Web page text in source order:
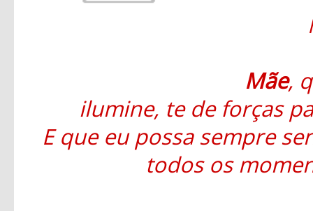
Mãe,
ilumine, te de forças
E que eu possa sempre
todos os